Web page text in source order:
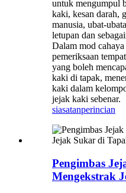
untuk mengumpul
kaki, kesan darah,
manusia, ubat-
letupan dan
Dalam mod
pemeriksaan
yang boleh
kaki di tapak,
kaki dalam
jejak kaki sebenar.
siasatanperincian
Pengimbas
Mengekstrak